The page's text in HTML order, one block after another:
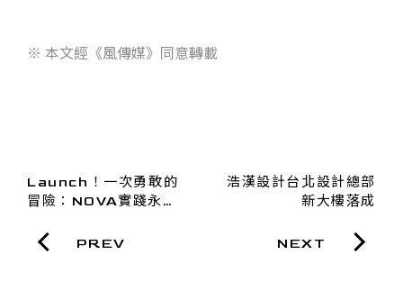
※ 本文經《風傳媒》同意轉載
Launch！一次勇敢的
冒險：NOVA實踐永續
PREV
浩漢設計台北設計總部
新大樓落成
NEXT